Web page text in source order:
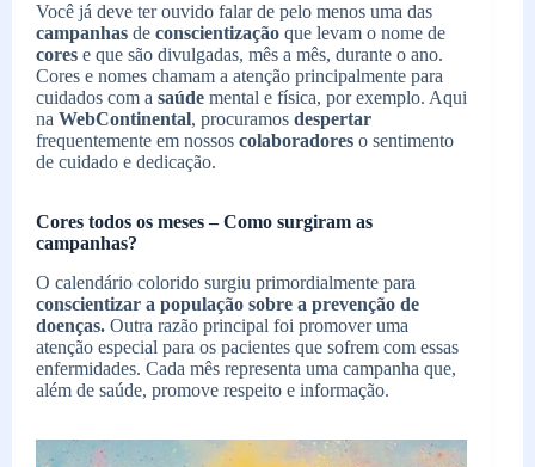
Você já deve ter ouvido falar de pelo menos uma das
campanhas de conscientização que levam o nome de
cores e que são divulgadas, mês a mês, durante o ano.
Cores e nomes chamam a atenção principalmente para
cuidados com a saúde mental e física, por exemplo. Aqui
na WebContinental, procuramos despertar
frequentemente em nossos colaboradores o sentimento
de cuidado e dedicação.
Cores todos os meses – Como surgiram as
campanhas?
O calendário colorido surgiu primordialmente para
conscientizar a população sobre a prevenção de
doenças. Outra razão principal foi promover uma
atenção especial para os pacientes que sofrem com essas
enfermidades. Cada mês representa uma campanha que,
além de saúde, promove respeito e informação.